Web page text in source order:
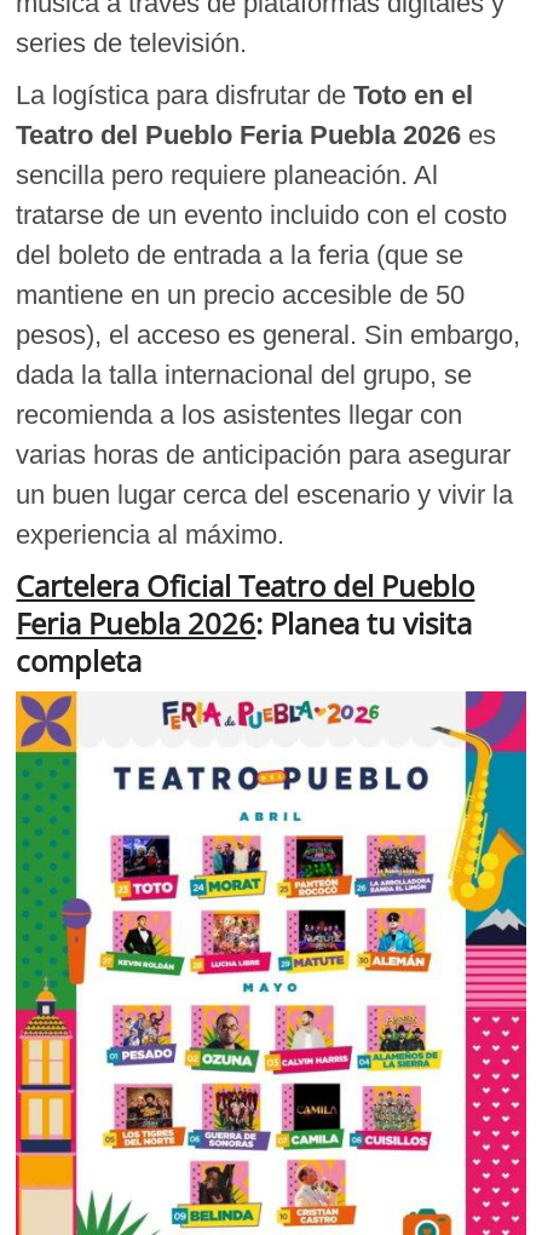
series de televisión.
La logística para disfrutar deToto en el
Teatro del Pueblo Feria Puebla 2026 es
sencilla pero requiere planeación. Al
tratarse de un evento incluido con el costo
del boleto de entrada a la feria (que se
mantiene en un precio accesible de 50
pesos), el acceso es general. Sin embargo,
dada la talla internacional del grupo, se
recomienda a los asistentes llegar con
varias horas de anticipación para asegurar
un buen lugar cerca del escenario y vivir la
experiencia al máximo.
Cartelera Oficial Teatro del Pueblo
Feria Puebla 2026: Planea tu visita
completa